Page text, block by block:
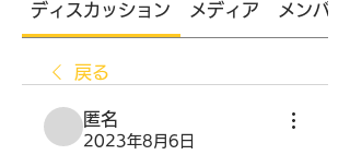
ディスカッション メディア メンバー
戻る
匿名
2023年8月6日